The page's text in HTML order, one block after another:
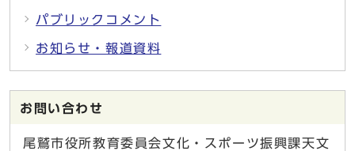
パブリックコメント
お知らせ・報道資料
お問い合わせ
尾鷲市役所教育委員会文化・スポーツ振興課天文